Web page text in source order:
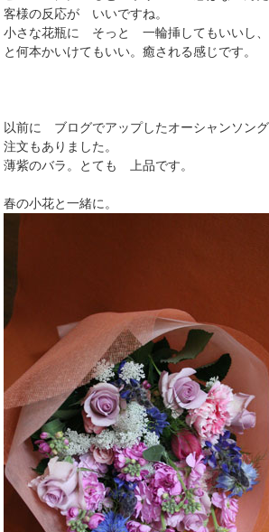
客様の反応が いいですね。
小さな花瓶に そっと 一輪挿してもいいし
と何本かいけてもいい。癒される感じです。
以前に ブログでアップしたオーシャンソン
注文もありました。
薄紫のバラ。とても 上品です。
春の小花と一緒に。